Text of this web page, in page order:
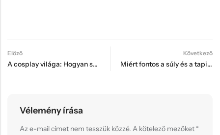
Előző
A cosplay világa: Hogyan segíti a 3D nyomtatás a jelmezkészítőket?
Következő
Miért fontos a súly és a tapintás egy játékfiguránál?
Vélemény írása
Az e-mail címet nem tesszük közzé. A kötelező mezőket *